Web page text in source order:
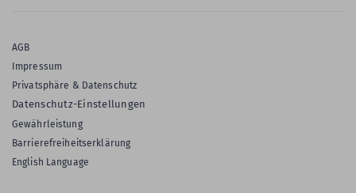
AGB
Impressum
Privatsphäre & Datenschutz
Datenschutz-Einstellungen
Gewährleistung
Barrierefreiheitserklärung
English Language